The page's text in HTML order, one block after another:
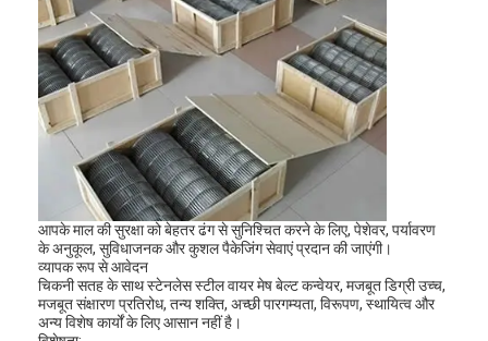
आपके माल की सुरक्षा को बेहतर ढंग से सुनिश्चित करने के लिए, पेशेवर, पर्यावरण
के अनुकूल, सुविधाजनक और कुशल पैकेजिंग सेवाएं प्रदान की जाएंगी।
व्यापक रूप से आवेदन
चिकनी सतह के साथ स्टेनलेस स्टील वायर मेष बेल्ट कन्वेयर, मजबूत डिग्री उच्च,
मजबूत संक्षारण प्रतिरोध, तन्य शक्ति, अच्छी पारगम्यता, विरूपण, स्थायित्व और
अन्य विशेष कार्यों के लिए आसान नहीं है।